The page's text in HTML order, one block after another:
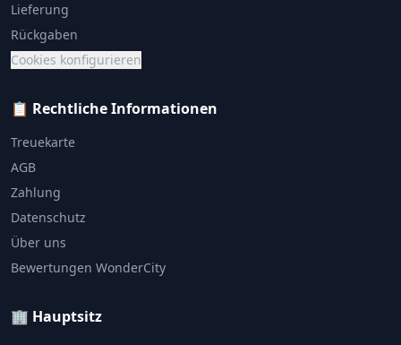
Lieferung
Rückgaben
Cookies konfigurieren
📋 Rechtliche Informationen
Treuekarte
AGB
Zahlung
Datenschutz
Über uns
Bewertungen WonderCity
🏢 Hauptsitz